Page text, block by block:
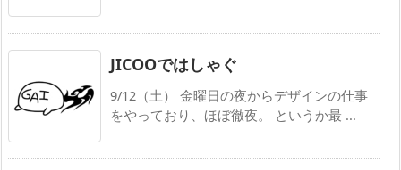
JICOOではしゃぐ
9/12（土） 金曜日の夜からデザインの仕事
をやっており、ほぼ徹夜。 というか最 ...